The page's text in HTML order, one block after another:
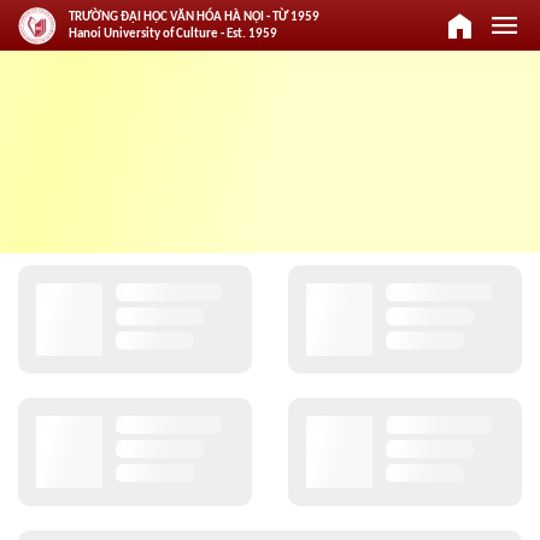
TRƯỜNG ĐẠI HỌC VĂN HÓA HÀ NỘI - TỪ 1959
Hanoi University of Culture - Est. 1959
home menu